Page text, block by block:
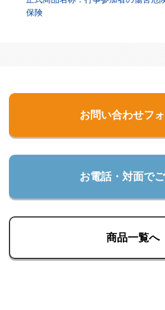
保険
お問い合わせフ
お電話・対面で
商品一覧へ